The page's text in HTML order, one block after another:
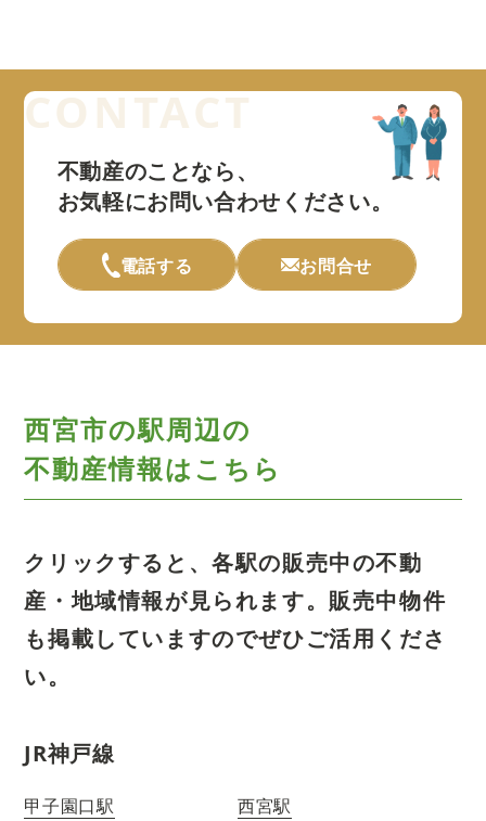
不動産のことなら、
お気軽にお問い合わせください。
電話する お問合せ
西宮市の駅周辺の
不動産情報はこちら
クリックすると、各駅の販売中の不動
産・地域情報が見られます。 販売中物件
も掲載していますのでぜひご活用くださ
い。
JR神戸線
甲子園口駅
西宮駅